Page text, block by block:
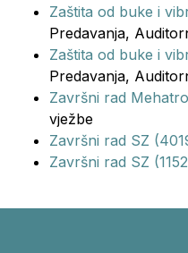
Zaštita od buke i
Predavanja,
Zaštita od buke i
Predavanja,
Završni rad
vježbe
Završni rad SZ
Završni rad SZ